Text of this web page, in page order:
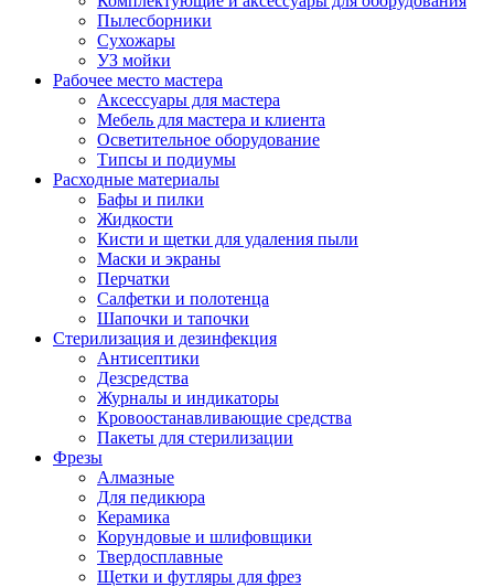
Пылесборники
Сухожары
УЗ мойки
Рабочее место мастера
Аксессуары для мастера
Мебель для мастера и клиента
Осветительное оборудование
Типсы и подиумы
Расходные материалы
Бафы и пилки
Жидкости
Кисти и щетки для удаления пыли
Маски и экраны
Перчатки
Салфетки и полотенца
Шапочки и тапочки
Стерилизация и дезинфекция
Антисептики
Дезсредства
Журналы и индикаторы
Кровоостанавливающие средства
Пакеты для стерилизации
Фрезы
Алмазные
Для педикюра
Керамика
Корундовые и шлифовщики
Твердосплавные
Щетки и футляры для фрез